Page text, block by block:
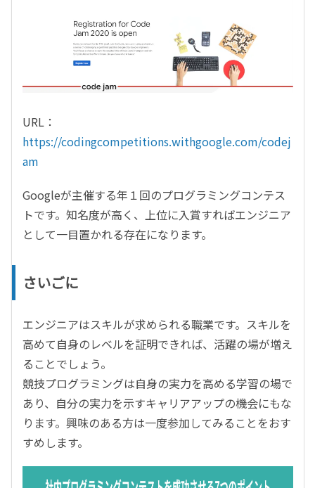
URL：
https://codingcompetitions.withgoogle.com/codej
am
Googleが主催する年１回のプログラミングコンテス
トです。知名度が高く、上位に入賞すればエンジニア
として一目置かれる存在になります。
さいごに
エンジニアはスキルが求められる職業です。スキルを
高めて自身のレベルを証明できれば、活躍の場が増え
ることでしょう。
競技プログラミングは自身の実力を高める学習の場で
あり、自分の実力を示すキャリアアップの機会にもな
ります。興味のある方は一度参加してみることをおす
すめします。